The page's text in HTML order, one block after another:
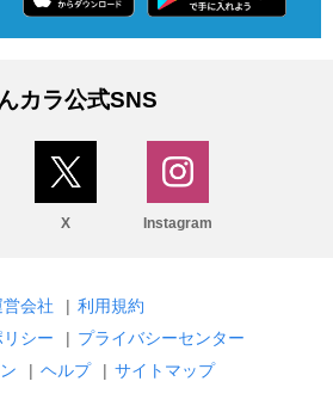
カラ公式SNS
X Instagram
営会社 | 利用規約
シー
| プライバシーセンター
| ヘルプ | サイトマップ